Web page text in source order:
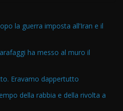
la guerra imposta all’Iran e il
ha messo al muro il
Eravamo dappertutto
della rabbia e della rivolta a